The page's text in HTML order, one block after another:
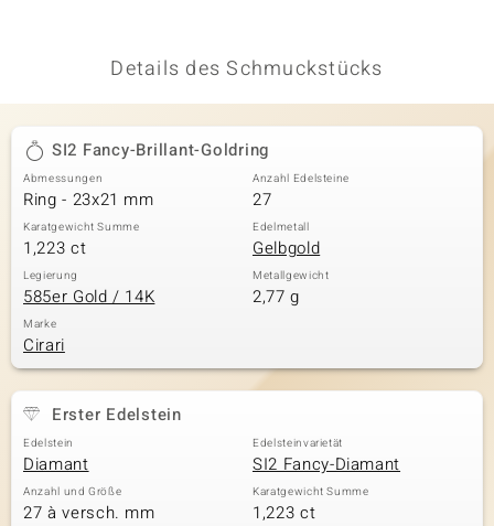
Details des Schmuckstücks
SI2 Fancy-Brillant-Goldring
Abmessungen
Ring - 23x21 mm
Anzahl Edelsteine
27
Karatgewicht Summe
1,223 ct
Edelmetall
Gelbgold
Legierung
585er Gold / 14K
Metallgewicht
2,77 g
Marke
Cirari
Erster Edelstein
Edelstein
Diamant
Edelsteinvarietät
SI2 Fancy-Diamant
Anzahl und Größe
27 à versch. mm
Karatgewicht Summe
1,223 ct